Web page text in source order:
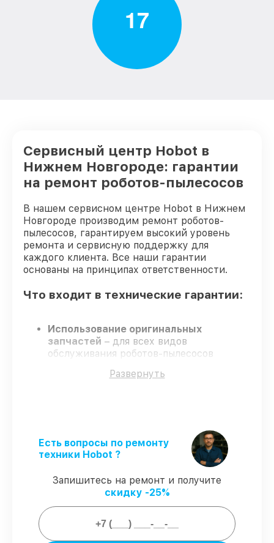
17
Сервисный центр Hobot в
Нижнем Новгороде: гарантии
на ремонт роботов-пылесосов
В нашем сервисном центре Hobot в Нижнем
Новгороде производим ремонт роботов-
пылесосов, гарантируем высокий уровень
ремонта и сервисную поддержку для
каждого клиента. Все наши гарантии
основаны на принципах ответственности.
Что входит в технические гарантии:
Использование оригинальных
запчастей – для всех видов
обслуживания роботов-пылесосов
сроки.
Гарантийное обслуживание –
обслуживание с полным гарантийным
сопровождением.
Гарантии на обслуживание роботов-
пылесосов:
Развернуть
Есть вопросы по ремонту
техники Hobot ?
Запишитесь на ремонт и получите
скидку -25%